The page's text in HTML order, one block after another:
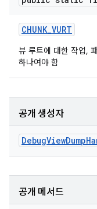
CHUNK_VURT
뷰 루트에 대한 작업,
하나여야 함
공개 생성자
DebugViewDump
공개 메서드